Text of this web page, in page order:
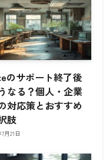
のサポート終了後
なる？個人・企業
対応策とおすすめ
肢
7月21日